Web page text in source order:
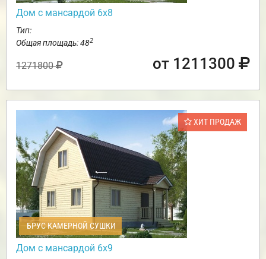
Дом с мансардой 6х8
Тип:
Общая площадь: 482
1271800 от 1211300
ХИТ ПРОДАЖ
БРУС КАМЕРНОЙ СУШКИ
Дом с мансардой 6х9